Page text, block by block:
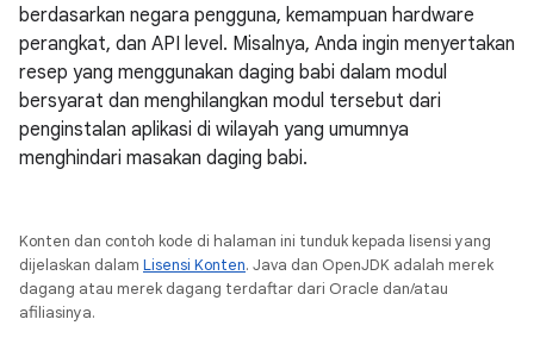
berdasarkan negara pengguna, kemampuan hardware
perangkat, dan API level. Misalnya, Anda ingin menyertakan
resep yang menggunakan daging babi dalam modul
bersyarat dan menghilangkan modul tersebut dari
penginstalan aplikasi di wilayah yang umumnya
menghindari masakan daging babi.
Konten dan contoh kode di halaman ini tunduk kepada lisensi yang
dijelaskan dalam Lisensi Konten. Java dan OpenJDK adalah merek
dagang atau merek dagang terdaftar dari Oracle dan/atau
afiliasinya.